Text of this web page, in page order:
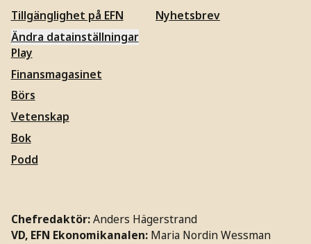
Tillgänglighet på EFN
Ändra datainställningar
Nyhetsbrev
Play
Finansmagasinet
Börs
Vetenskap
Bok
Podd
Chefredaktör:Anders Hägerstrand
VD, EFN Ekonomikanalen: Maria Nordin Wessman